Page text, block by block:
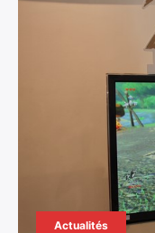
Actualités